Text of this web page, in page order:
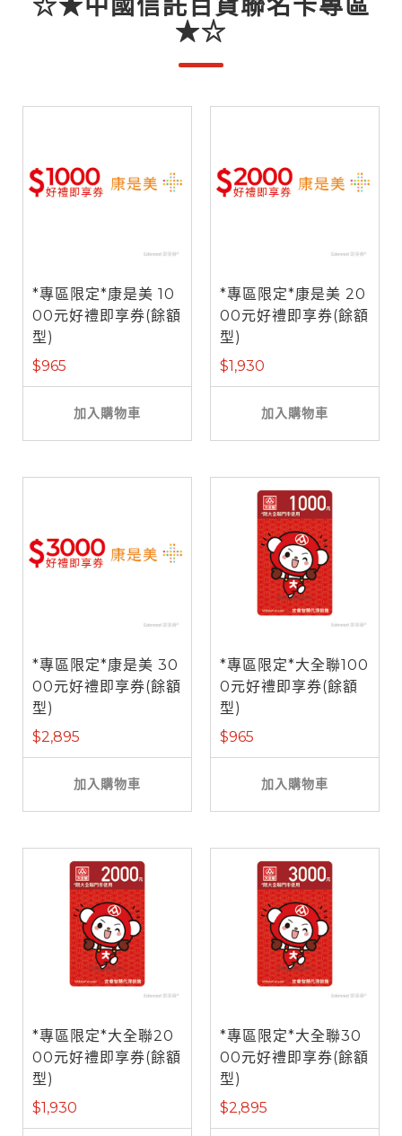
★☆
*專區限定*康是美 10
00元好禮即享券(餘額
型)
$965
加入購物車
*專區限定*康是美 20
00元好禮即享券(餘額
型)
$1,930
加入購物車
*專區限定*康是美 30
00元好禮即享券(餘額
型)
$2,895
加入購物車
*專區限定*大全聯100
0元好禮即享券(餘額
型)
$965
加入購物車
*專區限定*大全聯20
00元好禮即享券(餘額
型)
$1,930
*專區限定*大全聯30
00元好禮即享券(餘額
型)
$2,895